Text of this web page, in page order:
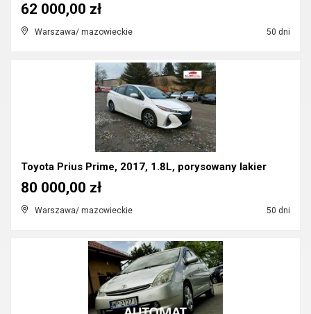
Warszawa/ mazowieckie 50 dni
62 000,00 zł
Toyota Prius Prime, 2017, 1.8L, porysowany lakier
Warszawa/ mazowieckie 50 dni
80 000,00 zł